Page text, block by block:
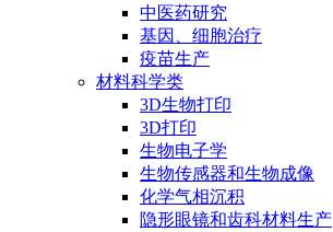
中医药研究
基因、细胞治疗
疫苗生产
材料科学类
3D生物打印
3D打印
生物电子学
生物传感器和生物成像
化学气相沉积
隐形眼镜和齿科材料生产